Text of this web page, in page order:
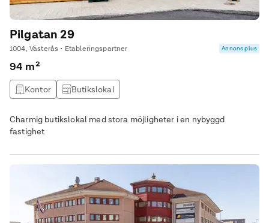
Pilgatan 29
1004, Västerås • Etableringspartner Annons plus
94 m²
Kontor Butikslokal
Charmig butikslokal med stora möjligheter i en nybyggd
fastighet